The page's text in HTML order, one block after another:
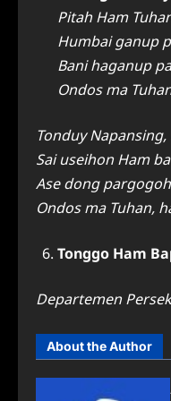
Pitah Ham
Humbai ganup
Bani haganup
Ondos ma
Tonduy
Sai useihon Ham
Ase dong
Ondos ma Tuhan,
Tonggo Ham
Departemen
About the Author